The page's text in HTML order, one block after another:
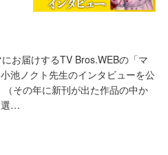
お届けするTV Bros.WEBの「マ
池ノクト先生のインタビューを公
その年に新刊が出た作品の中か
選…